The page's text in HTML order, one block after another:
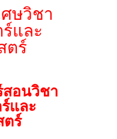
ษวิชา
และ
ตร์
สอนวิชา
และ
ร์